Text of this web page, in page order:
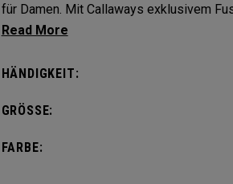
für Damen. Mit Callaways exklusivem Fusetech™ und
hochwertigem Cabretta-Leder in der
Performance und ein angenehmes
HÄNDIGKEIT:
GRÖSSE:
FARBE: